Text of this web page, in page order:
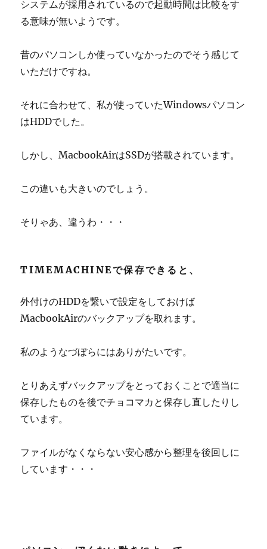
システムが採用されているので起動時間は比較をす
る意味が無いようです。
昔のパソコンしか使っていなかったのでそう感じて
いただけですね。
それに合わせて、私が使っていたWindowsパソコン
はHDDでした。
しかし、MacbookAirはSSDが搭載されています。
この違いも大きいのでしょう。
そりゃあ、違うわ・・・
TIMEMACHINEで保存できると、
外付けのHDDを繋いで設定をしておけば
MacbookAirのバックアップを取れます。
私のようなづぼらにはありがたいです。
とりあえずバックアップをとっておくことで適当に
保存したものを後でチョコマカと保存し直したりし
ています。
ファイルがなくならない安心感から整理を後回しに
しています・・・